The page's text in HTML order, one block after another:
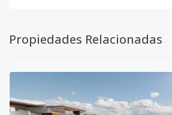
Propiedades Relacionadas